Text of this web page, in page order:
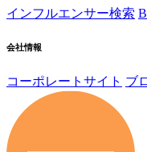
インフルエンサー検索
会社情報
コーポレートサイト ブ